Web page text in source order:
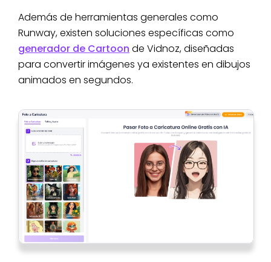
Además de herramientas generales como
Runway, existen soluciones específicas como
generador de Cartoon de Vidnoz, diseñadas
para convertir imágenes ya existentes en dibujos
animados en segundos.